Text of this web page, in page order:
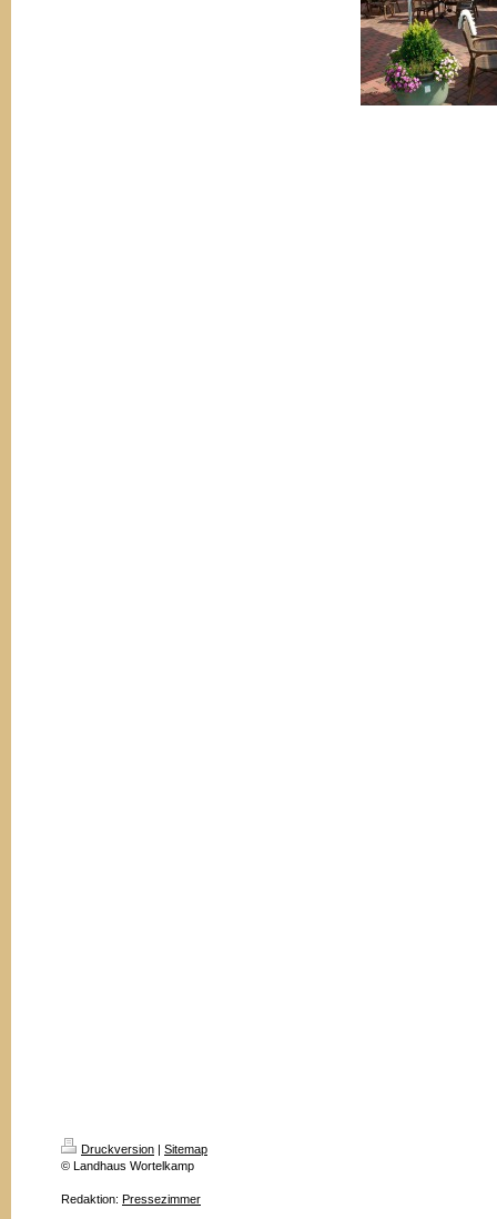
Druckversion | Sitemap
© Landhaus Wortelkamp
Redaktion: Pressezimmer